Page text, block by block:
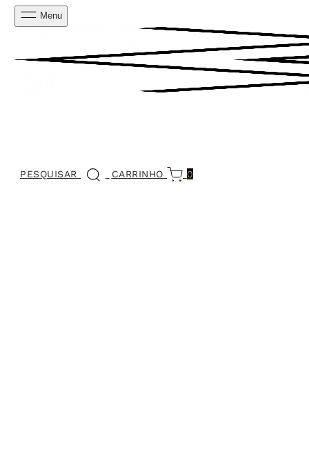
Menu
PESQUISAR CARRINHO 0